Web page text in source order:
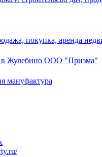
покупка, аренда
в Жулебино ООО "Призма"
мануфактура